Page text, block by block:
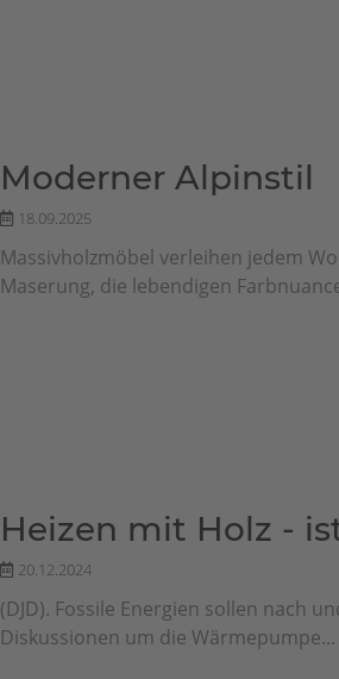
Moderner Alpinstil
18.09.2025
Massivholzmöbel verleihen jedem
Maserung, die lebendigen
Heizen mit Holz -
20.12.2024
(DJD). Fossile Energien sollen nach
Diskussionen um die Wärmepumpe...